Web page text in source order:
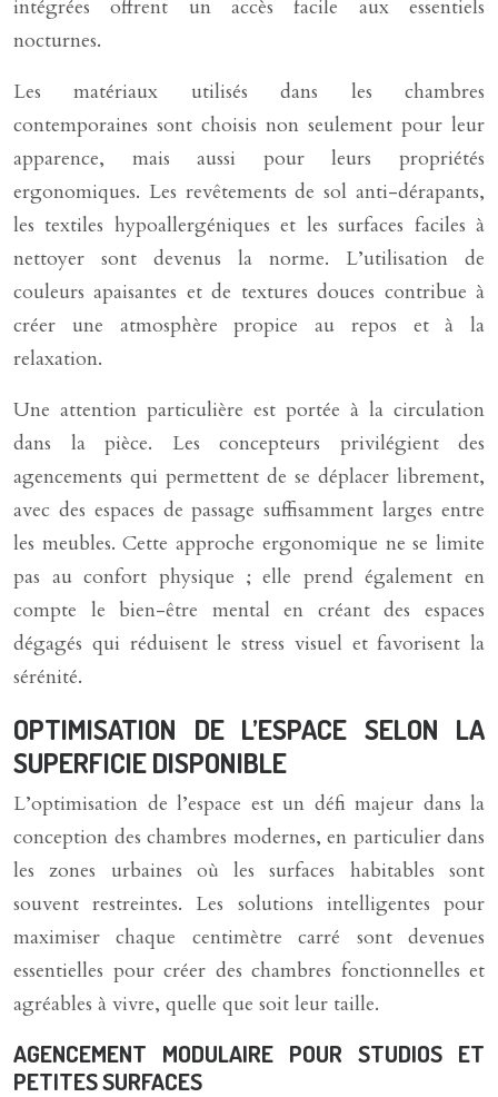
intégrées offrent un accès facile aux essentiels
nocturnes.
Les matériaux utilisés dans les chambres
contemporaines sont choisis non seulement pour leur
apparence, mais aussi pour leurs propriétés
ergonomiques. Les revêtements de sol anti-dérapants,
les textiles hypoallergéniques et les surfaces faciles à
nettoyer sont devenus la norme. L’utilisation de
couleurs apaisantes et de textures douces contribue à
créer une atmosphère propice au repos et à la
relaxation.
Une attention particulière est portée à la circulation
dans la pièce. Les concepteurs privilégient des
agencements qui permettent de se déplacer librement,
avec des espaces de passage suffisamment larges entre
les meubles. Cette approche ergonomique ne se limite
pas au confort physique ; elle prend également en
compte le bien-être mental en créant des espaces
dégagés qui réduisent le stress visuel et favorisent la
sérénité.
OPTIMISATION DE L’ESPACE SELON LA
SUPERFICIE DISPONIBLE
L’optimisation de l’espace est un défi majeur dans la
conception des chambres modernes, en particulier dans
les zones urbaines où les surfaces habitables sont
souvent restreintes. Les solutions intelligentes pour
maximiser chaque centimètre carré sont devenues
essentielles pour créer des chambres fonctionnelles et
agréables à vivre, quelle que soit leur taille.
AGENCEMENT MODULAIRE POUR STUDIOS ET
PETITES SURFACES